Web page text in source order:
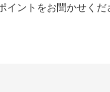
イントをお聞かせくだ